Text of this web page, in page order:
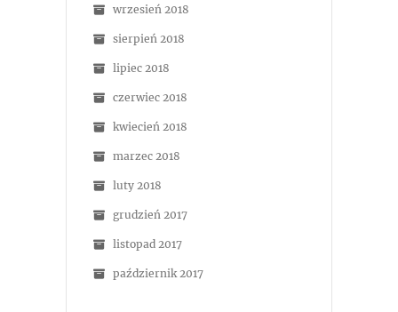
wrzesień 2018
sierpień 2018
lipiec 2018
czerwiec 2018
kwiecień 2018
marzec 2018
luty 2018
grudzień 2017
listopad 2017
październik 2017